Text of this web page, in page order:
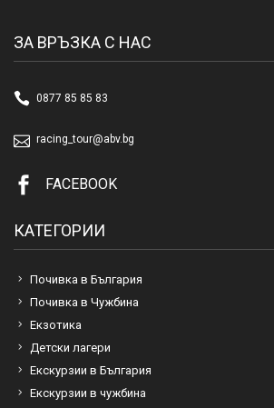
ЗА ВРЪЗКА С НАС
0877 85 85 83
racing_tour@abv.bg
FACEBOOK
КАТЕГОРИИ
Почивка в България
Почивка в Чужбина
Екзотика
Детски лагери
Екскурзии в България
Екскурзии в чужбина